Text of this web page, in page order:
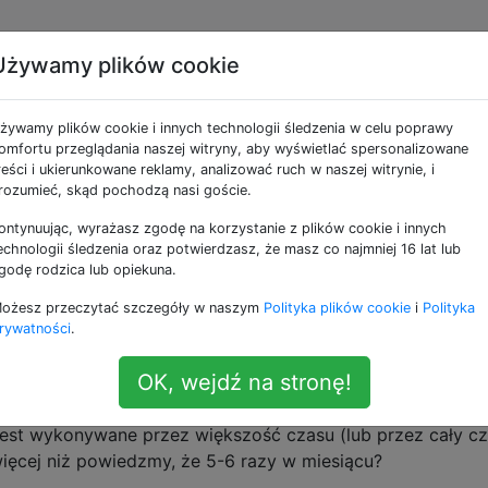
pozwolić, aby
się całkowicie lub
razy w miesiącu pełne rozładowanie baterii, a
baterii, a także zapewnia dokładniejsze odczyty
spuszczać wodę tak nisko, jak to możliwe lub do
wykonywane przez większość czasu (lub przez cały
niż powiedzmy, że 5-6 razy w miesiącu?
plików cookie
plików cookie i innych technologii śledzenia w celu poprawy
przeglądania naszej witryny, aby wyświetlać spersonalizowane
i ukierunkowane reklamy, analizować ruch w naszej witrynie, i
skąd pochodzą nasi goście.
wyrażasz zgodę na korzystanie z plików cookie i innych
śledzenia oraz potwierdzasz, że masz co najmniej 16 lat lub
rodzica lub opiekuna.
przeczytać szczegóły w naszym Polityka plików cookie i Polityka
.
OK, wejdź na stronę!